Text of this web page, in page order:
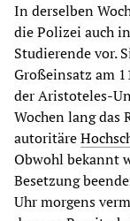
In derselben
die Polizei auch
Studierende vor.
Großeinsatz am
der Aristoteles-
Wochen lang das
autoritäre
Obwohl bekannt
Besetzung
Uhr morgens